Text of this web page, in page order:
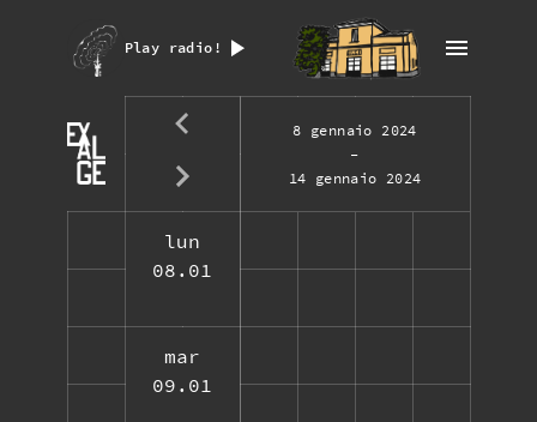
Play radio!
8 gennaio 2024
-
14 gennaio 2024
lun
08.01
mar
09.01